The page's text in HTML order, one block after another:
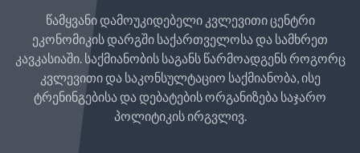
წამყვანი დამოუკიდებელი კვლევითი ცენტრი
ეკონომიკის დარგში საქართველოსა და სამხრეთ
კავკასიაში. საქმიანობის საგანს წარმოადგენს როგორც
კვლევითი და საკონსულტაციო საქმიანობა, ისე
ტრენინგებისა და დებატების ორგანიზება საჯარო
პოლიტიკის ირგვლივ.